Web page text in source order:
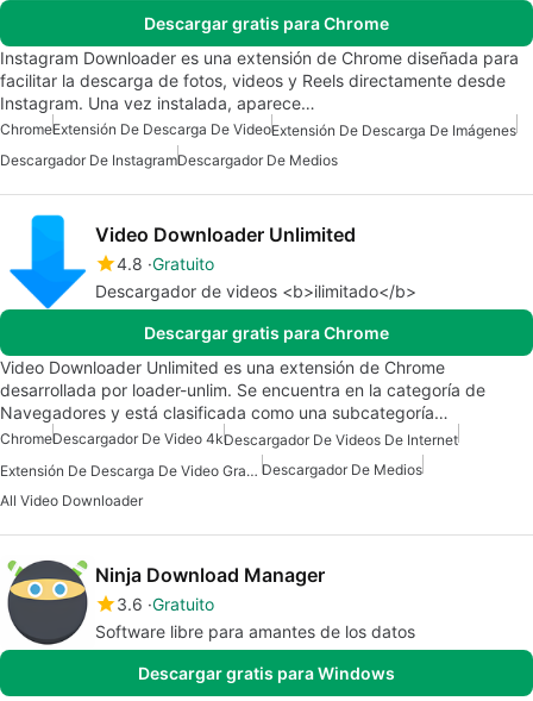
Descargar gratis para Chrome
Instagram Downloader es una extensión de Chrome diseñada para
facilitar la descarga de fotos, videos y Reels directamente desde
Instagram. Una vez instalada, aparece…
ChromeExtensión De Descarga De VideoExtensión De Descarga De Imágenes
Descargador De InstagramDescargador De Medios
Video Downloader Unlimited
4.8 Gratuito
Descargador de videos <b>ilimitado</b>
Descargar gratis para Chrome
Video Downloader Unlimited es una extensión de Chrome
desarrollada por loader-unlim. Se encuentra en la categoría de
Navegadores y está clasificada como una subcategoría…
ChromeDescargador De Video 4kDescargador De Videos De Internet
Extensión De Descarga De Video Gratuita Descargador De Medios
All Video Downloader
Ninja Download Manager
3.6 Gratuito
Software libre para amantes de los datos
Descargar gratis para Windows